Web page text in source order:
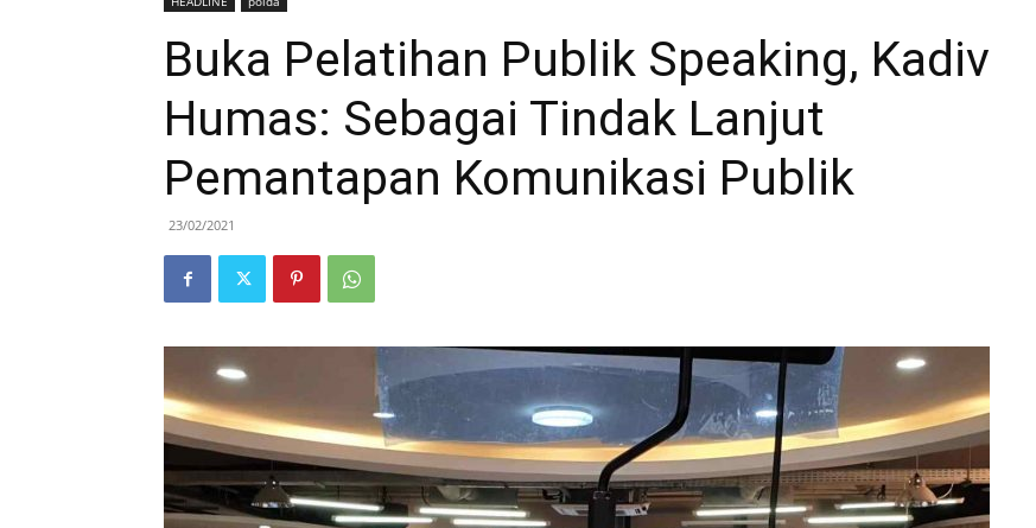
Buka Pelatihan Publik Speaking, Kadiv
Humas: Sebagai Tindak Lanjut
Pemantapan Komunikasi Publik
23/02/2021